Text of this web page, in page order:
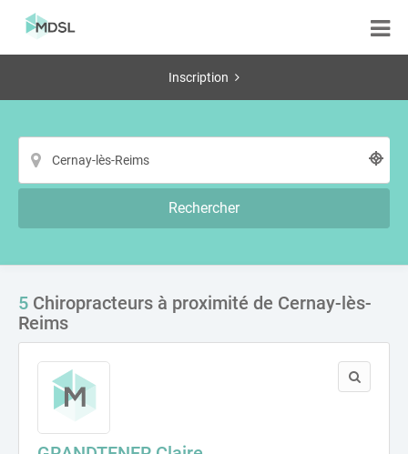
Inscription
Rechercher
5 Chiropracteurs à proximité de Cernay-lès-
Reims